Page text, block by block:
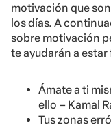
motivación que
los días. A
sobre motivación
te ayudarán a
Ámate a ti
ello – Kamal
Tus zonas